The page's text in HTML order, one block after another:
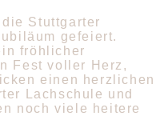
Stuttgarter
gefeiert.
fröhlicher
Fest voller Herz,
einen herzlichen
Lachschule und
noch viele heitere